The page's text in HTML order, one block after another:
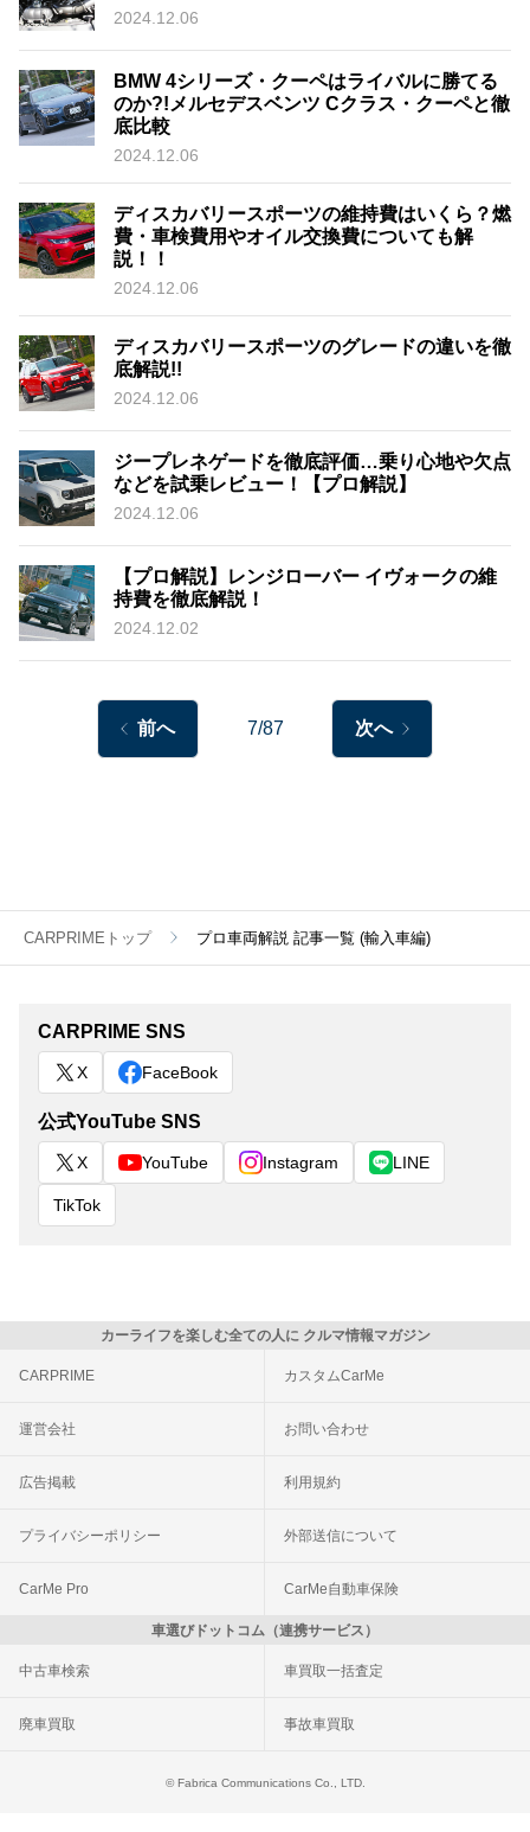
2024.12.06
BMW 4シリーズ・クーペはライバルに勝てる
のか?!メルセデスベンツ Cクラス・クーペと徹
底比較
2024.12.06
ディスカバリースポーツの維持費はいくら？燃
費・車検費用やオイル交換費についても解
説！！
2024.12.06
ディスカバリースポーツのグレードの違いを徹
底解説!!
2024.12.06
ジープレネゲードを徹底評価…乗り心地や欠点
などを試乗レビュー！【プロ解説】
2024.12.06
【プロ解説】レンジローバー イヴォークの維
持費を徹底解説！
2024.12.02
前へ 7/87 次へ
CARPRIMEトップ プロ車両解説 記事一覧 (輸入車編)
CARPRIME SNS
X FaceBook
公式YouTube SNS
X YouTube Instagram LINE
TikTok
カーライフを楽しむ全ての人に クルマ情報マガジン
CARPRIME カスタムCarMe
運営会社 お問い合わせ
広告掲載 利用規約
プライバシーポリシー 外部送信について
CarMe Pro CarMe自動車保険
車選びドットコム（連携サービス）
中古車検索 車買取一括査定
廃車買取 事故車買取
© Fabrica Communications Co., LTD.